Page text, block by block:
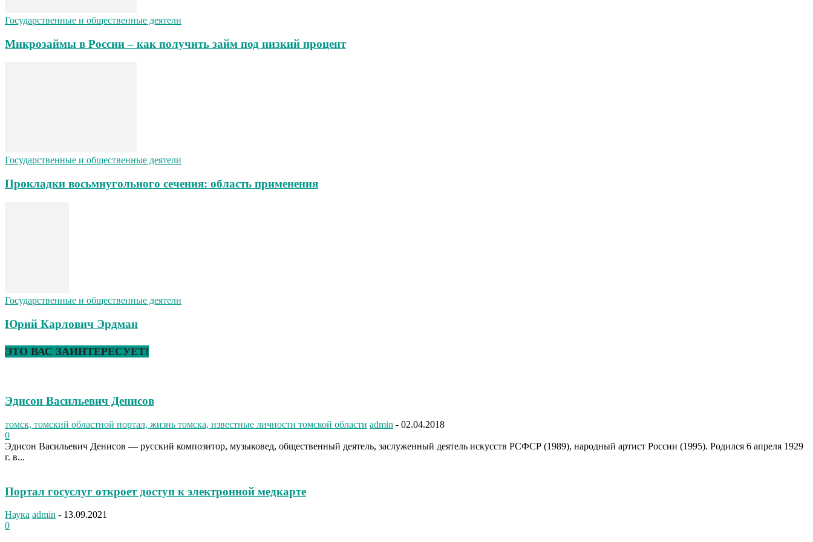
Государственные и общественные деятели
Микрозаймы в России – как получить займ под низкий процент
Государственные и общественные деятели
Прокладки восьмиугольного сечения: область применения
Государственные и общественные деятели
Юрий Карлович Эрдман
ЭТО ВАС ЗАИНТЕРЕСУЕТ!
Эдисон Васильевич Денисов
томск, томский областной портал, жизнь томска, известные личности томской области admin - 02.04.2018
0
Эдисон Васильевич Денисов — русский композитор, музыковед, общественный деятель, заслуженный деятель искусств РСФСР (1989), народный артист России (1995). Родился 6 апреля 1929
г. в...
Портал госуслуг откроет доступ к электронной медкарте
Наука admin - 13.09.2021
0